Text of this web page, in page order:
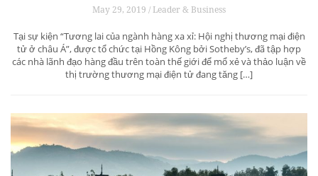
May 29, 2019 / Leader & Business
Tại sự kiện “Tương lai của ngành hàng xa xỉ: Hội nghị thương mại điện
tử ở châu Á”, được tổ chức tại Hồng Kông bởi Sotheby’s, đã tập hợp
các nhà lãnh đạo hàng đầu trên toàn thế giới để mổ xẻ và thảo luận về
thị trường thương mại điện tử đang tăng […]